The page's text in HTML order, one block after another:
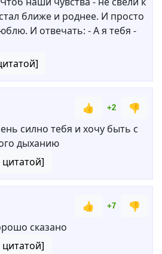
ближе и роднее. И просто
И отвечать: - А я тебя -
👍 +2
👎
силно тебя и хочу быть с
дыханию
цитатой]
👍 +7
👎
сказано
цитатой]